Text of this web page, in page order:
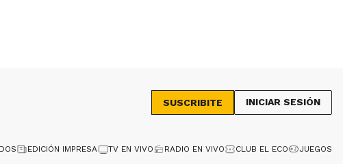
SUSCRIBITE INICIAR SESIÓN
EDICIÓN IMPRESA TV EN VIVO RADIO EN VIVO CLUB EL ECO JUEGOS